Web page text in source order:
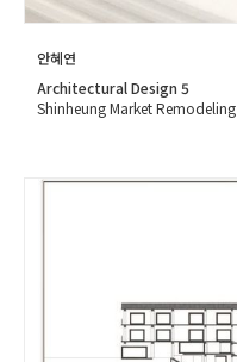
안혜연
Architectural Design 5
Shinheung Market Remodeling